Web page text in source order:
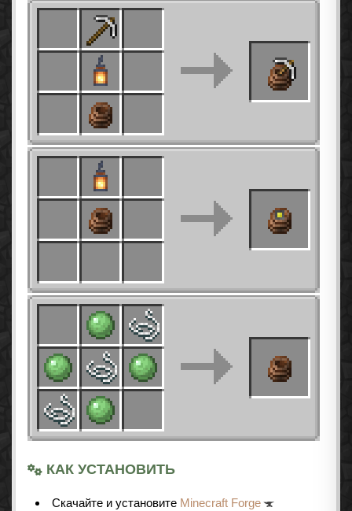
КАК УСТАНОВИТЬ
Cкачайте и установите Minecraft Forge